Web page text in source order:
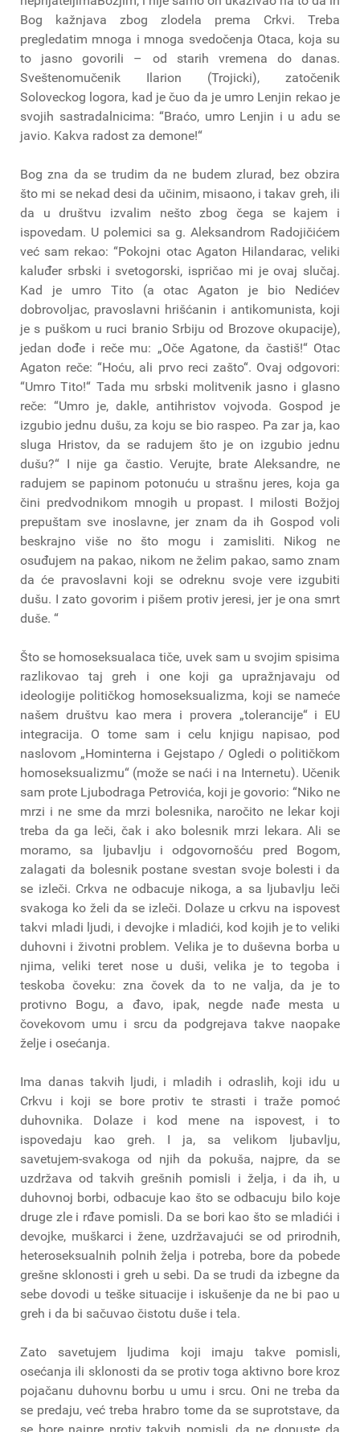
Bog kažnjava zbog zlodela prema Crkvi. Treba
pregledatim mnoga i mnoga svedočenja Otaca, koja su
to jasno govorili – od starih vremena do danas.
Sveštenomučenik Ilarion (Trojicki), zatočenik
Soloveckog logora, kad je čuo da je umro Lenjin rekao je
svojih sastradalnicima: “Braćo, umro Lenjin i u adu se
javio. Kakva radost za demone!“
Bog zna da se trudim da ne budem zlurad, bez obzira
što mi se nekad desi da učinim, misaono, i takav greh, ili
da u društvu izvalim nešto zbog čega se kajem i
ispovedam. U polemici sa g. Aleksandrom Radojičićem
već sam rekao: “Pokojni otac Agaton Hilandarac, veliki
kaluđer srbski i svetogorski, ispričao mi je ovaj slučaj.
Kad je umro Tito (a otac Agaton je bio Nedićev
dobrovoljac, pravoslavni hrišćanin i antikomunista, koji
je s puškom u ruci branio Srbiju od Brozove okupacije),
jedan dođe i reče mu: „Oče Agatone, da častiš!“ Otac
Agaton reče: “Hoću, ali prvo reci zašto“. Ovaj odgovori:
“Umro Tito!“ Tada mu srbski molitvenik jasno i glasno
reče: “Umro je, dakle, antihristov vojvoda. Gospod je
izgubio jednu dušu, za koju se bio raspeo. Pa zar ja, kao
sluga Hristov, da se radujem što je on izgubio jednu
dušu?“ I nije ga častio. Verujte, brate Aleksandre, ne
radujem se papinom potonuću u strašnu jeres, koja ga
čini predvodnikom mnogih u propast. I milosti Božjoj
prepuštam sve inoslavne, jer znam da ih Gospod voli
beskrajno više no što mogu i zamisliti. Nikog ne
osuđujem na pakao, nikom ne želim pakao, samo znam
da će pravoslavni koji se odreknu svoje vere izgubiti
dušu. I zato govorim i pišem protiv jeresi, jer je ona smrt
duše. “
Što se homoseksualaca tiče, uvek sam u svojim spisima
razlikovao taj greh i one koji ga upražnjavaju od
ideologije političkog homoseksualizma, koji se nameće
našem društvu kao mera i provera „tolerancije“ i EU
integracija. O tome sam i celu knjigu napisao, pod
naslovom „Hominterna i Gejstapo / Ogledi o političkom
homoseksualizmu“ (može se naći i na Internetu). Učenik
sam prote Ljubodraga Petrovića, koji je govorio: “Niko ne
mrzi i ne sme da mrzi bolesnika, naročito ne lekar koji
treba da ga leči, čak i ako bolesnik mrzi lekara. Ali se
moramo, sa ljubavlju i odgovornošću pred Bogom,
zalagati da bolesnik postane svestan svoje bolesti i da
se izleči. Crkva ne odbacuje nikoga, a sa ljubavlju leči
svakoga ko želi da se izleči. Dolaze u crkvu na ispovest
takvi mladi ljudi, i devojke i mladići, kod kojih je to veliki
duhovni i životni problem. Velika je to duševna borba u
njima, veliki teret nose u duši, velika je to tegoba i
teskoba čoveku: zna čovek da to ne valja, da je to
protivno Bogu, a đavo, ipak, negde nađe mesta u
čovekovom umu i srcu da podgrejava takve naopake
želje i osećanja.
Ima danas takvih ljudi, i mladih i odraslih, koji idu u
Crkvu i koji se bore protiv te strasti i traže pomoć
duhovnika. Dolaze i kod mene na ispovest, i to
ispovedaju kao greh. I ja, sa velikom ljubavlju,
savetujem-svakoga od njih da pokuša, najpre, da se
uzdržava od takvih grešnih pomisli i želja, i da ih, u
duhovnoj borbi, odbacuje kao što se odbacuju bilo koje
druge zle i rđave pomisli. Da se bori kao što se mladići i
devojke, muškarci i žene, uzdržavajući se od prirodnih,
heteroseksualnih polnih želja i potreba, bore da pobede
grešne sklonosti i greh u sebi. Da se trudi da izbegne da
sebe dovodi u teške situacije i iskušenje da ne bi pao u
greh i da bi sačuvao čistotu duše i tela.
Zato savetujem ljudima koji imaju takve pomisli,
osećanja ili sklonosti da se protiv toga aktivno bore kroz
pojačanu duhovnu borbu u umu i srcu. Oni ne treba da
se predaju, već treba hrabro tome da se suprotstave, da